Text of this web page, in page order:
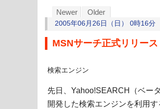
Newer Older
2005年06月26日（日） 0時16分
MSNサーチ正式リリース
検索エンジン
先日、Yahoo!SEARCH（ベー
開発した検索エンジンを利用す